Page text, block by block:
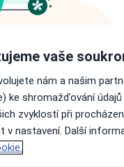
nejsou k dispozici
informace o svých
vaše
nám a našim
ke shromažďování
zvyklostí při
v nastavení. Další